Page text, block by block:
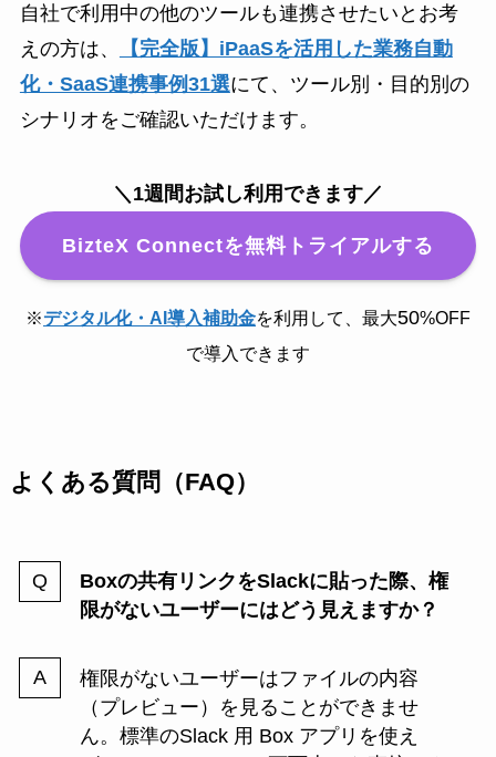
自社で利用中の他のツールも連携させたいとお考
えの方は、
【完全版】iPaaSを活用した業務自動
化・SaaS連携事例31選にて、ツール別・目的別の
シナリオをご確認いただけます。
＼1週間お試し利用できます／
BizteX Connectを無料トライアルする
※デジタル化・AI導入補助金を利用して、最大50%OFF
で導入できます
よくある質問（FAQ）
Boxの共有リンクをSlackに貼った際、権
限がないユーザーにはどう見えますか？
権限がないユーザーはファイルの内容
（プレビュー）を見ることができませ
ん。標準のSlack 用 Box アプリを使え